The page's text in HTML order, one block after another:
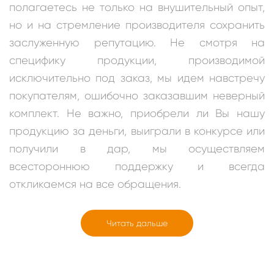
полагаетесь не только на внушительный опыт,
но и на стремление производителя сохранить
заслуженную репутацию. Не смотря на
специфику продукции, производимой
исключительно под заказ, мы идем навстречу
покупателям, ошибочно заказавшим неверный
комплект. Не важно, приобрели ли Вы нашу
продукцию за деньги, выиграли в конкурсе или
получили в дар, мы осуществляем
всестороннюю поддержку и всегда
откликаемся на все обращения.
Читать дальше